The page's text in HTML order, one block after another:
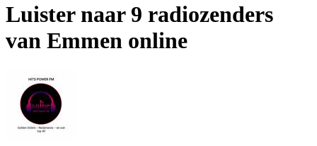
Luister naar 9 radiozenders
van Emmen online